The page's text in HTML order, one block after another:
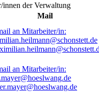
innen der Verwaltung
Mail